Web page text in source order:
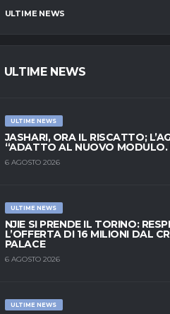
ULTIME NEWS
ULTIME NEWS
ULTIME NEWS
JASHARI, ORA IL RISCATTO;
“ADATTO AL NUOVO MODULO.
6 AGOSTO 2026
ULTIME NEWS
NJIE SI PRENDE IL TORINO:
L’OFFERTA DI 16 MILIONI DAL
PALACE
6 AGOSTO 2026
ULTIME NEWS